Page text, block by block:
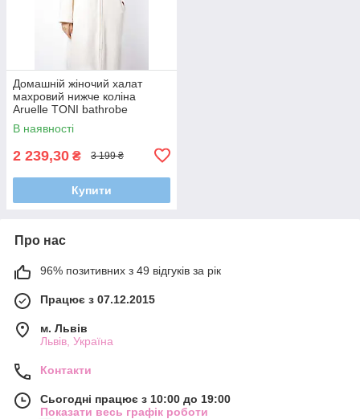
Домашній жіночий халат
махровий нижче коліна
Aruelle TONI bathrobe
closeup, Теплий стильный
халат
В наявності
2 239,30 ₴ 3 199 ₴
Купити
Про нас
96% позитивних з 49 відгуків за рік
Працює з 07.12.2015
м. Львів
Львів, Україна
Контакти
Сьогодні працює з 10:00 до 19:00
Показати весь графік роботи